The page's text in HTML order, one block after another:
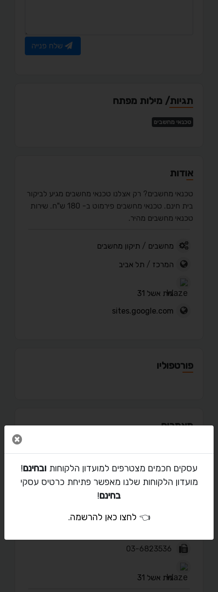
שלח פנייה
תגיות/ מילות מפתח
טכנאי מחשבים
אודות
טכנאי מחשבים? רק אצלנו טכנאי מחשבים מגיע לביקור
בית חינם. טכנאי מחשבים פירמוט ב- 180 ש"ח. שירות
טכנאי מחשבים מהיר.
מחשבים / תיקון מחשבים
המרכז / תל אביב
בית אשל 31
sites.google.com
פורטפוליו
מאמרים
יצירת קשר עם אלידן
masternet5025@gmail.com
בית אשל 31
עסקים חכמים מצטרפים למועדון הלקוחות ובחינם!
מועדון הלקוחות שלנו מאפשר פתיחת כרטיס עסקי
בחינם!
👈 לחצו כאן להרשמה.